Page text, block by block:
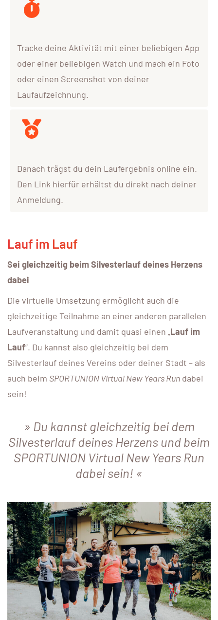
Tracke deine Aktivität mit einer beliebigen App
oder einer beliebigen Watch und mach ein Foto
oder einen Screenshot von deiner
Laufaufzeichnung.
Danach trägst du dein Laufergebnis online ein.
Den Link hierfür erhältst du direkt nach deiner
Anmeldung.
Lauf im Lauf
Sei gleichzeitig beim Silvesterlauf deines Herzens
dabei
Die virtuelle Umsetzung ermöglicht auch die
gleichzeitige Teilnahme an einer anderen parallelen
Laufveranstaltung und damit quasi einen „Lauf im
Lauf“. Du kannst also gleichzeitig bei dem
Silvesterlauf deines Vereins oder deiner Stadt – als
auch beim SPORTUNION Virtual New Years Run dabei
sein!
Du kannst gleichzeitig bei dem
Silvesterlauf deines Herzens und beim
SPORTUNION Virtual New Years Run
dabei sein!